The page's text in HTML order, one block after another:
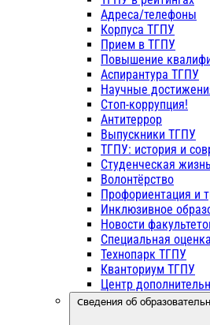
Адреса/телефоны
Корпуса ТГПУ
Прием в ТГПУ
Повышение
Аспирантура ТГПУ
Научные
Стоп-коррупция!
Антитеррор
Выпускники ТГПУ
ТГПУ: история и
Студенческая жизнь
Волонтёрство
Профориентация и
Инклюзивное
Новости
Специальная
Технопарк ТГПУ
Кванториум ТГПУ
Центр
Сведения об